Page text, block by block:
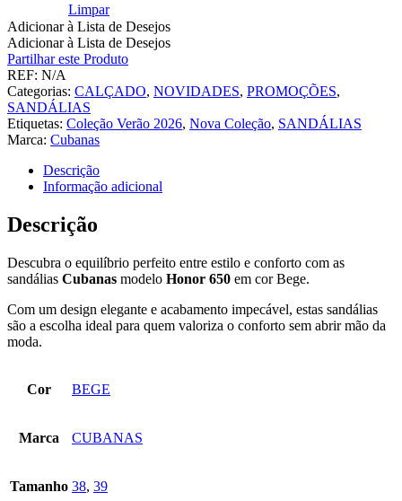
Limpar
Adicionar à Lista de Desejos
Adicionar à Lista de Desejos
Partilhar este Produto
REF: N/A
Categorias: CALÇADO, NOVIDADES, PROMOÇÕES,
SANDÁLIAS
Etiquetas: Coleção Verão 2026, Nova Coleção, SANDÁLIAS
Marca: Cubanas
Descrição
Informação adicional
Descrição
Descubra o equilíbrio perfeito entre estilo e conforto com as
sandálias Cubanas modelo Honor 650 em cor Bege.
Com um design elegante e acabamento impecável, estas sandálias
são a escolha ideal para quem valoriza o conforto sem abrir mão da
moda.
Cor BEGE
Marca CUBANAS
Tamanho 38, 39